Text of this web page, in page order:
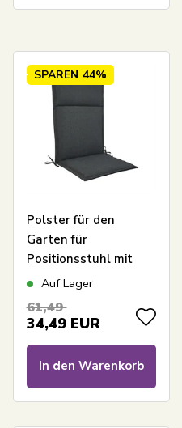
SPAREN 44%
Polster für den
Garten für
Positionsstuhl mit
hoher Rückenlehne –
Anthrazitgraues
Auf Lager
61,49
34,49 EUR
In den Warenkorb